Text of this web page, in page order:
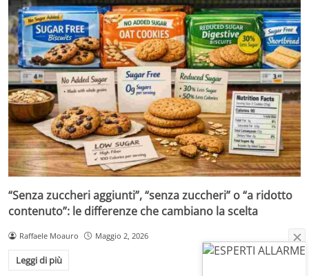
“Senza zuccheri aggiunti”, “senza zuccheri” o “a ridotto
contenuto”: le differenze che cambiano la scelta
Raffaele Moauro Maggio 2, 2026
Leggi di più